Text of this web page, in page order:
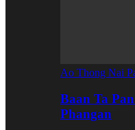
Ao Thong Nai
Baan Ta
Phangan